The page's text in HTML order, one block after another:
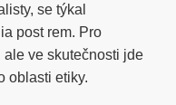
se týkal
post rem. Pro
ve skutečnosti jde
oblasti etiky.